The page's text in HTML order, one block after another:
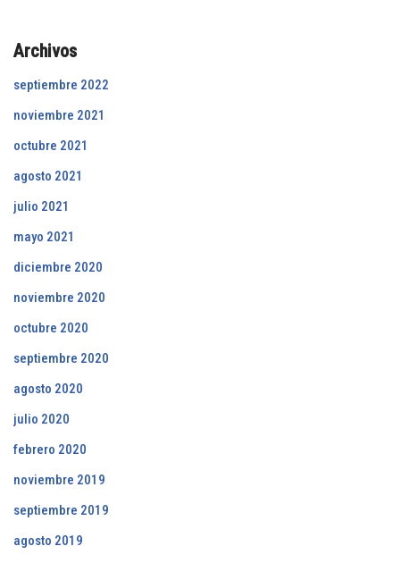
Archivos
septiembre 2022
noviembre 2021
octubre 2021
agosto 2021
julio 2021
mayo 2021
diciembre 2020
noviembre 2020
octubre 2020
septiembre 2020
agosto 2020
julio 2020
febrero 2020
noviembre 2019
septiembre 2019
agosto 2019